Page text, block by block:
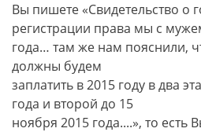
Вы пишете «Свидетельство о
регистрации права мы с
года… там же нам пояснили,
должны будем
заплатить в 2015 году в два
года и второй до 15
ноября 2015 года....», то есть